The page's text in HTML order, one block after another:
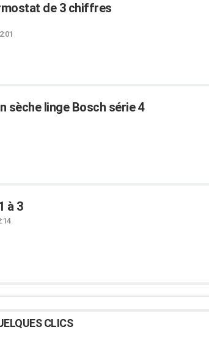
de 3 chiffres
sèche linge Bosch série 4
à 3
CLICS